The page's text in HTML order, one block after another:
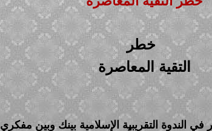
خطر
التقية المعاصرة
الندوة التقريبية الإسلامية بينك وبين